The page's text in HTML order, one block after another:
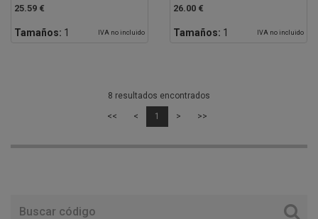
25.59 €
Tamaños: 1 IVA no incluido
26.00 €
Tamaños: 1 IVA no incluido
8 resultados encontrados
<< < 1 > >>